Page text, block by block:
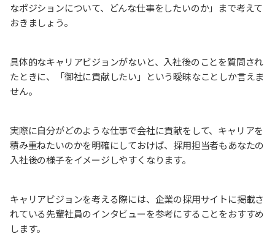
なポジションについて、どんな仕事をしたいのか」まで考えて
おきましょう。
具体的なキャリアビジョンがないと、入社後のことを質問され
たときに、「御社に貢献したい」という曖昧なことしか言えま
せん。
実際に自分がどのような仕事で会社に貢献をして、キャリアを
積み重ねたいのかを明確にしておけば、採用担当者もあなたの
入社後の様子をイメージしやすくなります。
キャリアビジョンを考える際には、企業の採用サイトに掲載さ
れている先輩社員のインタビューを参考にすることをおすすめ
します。